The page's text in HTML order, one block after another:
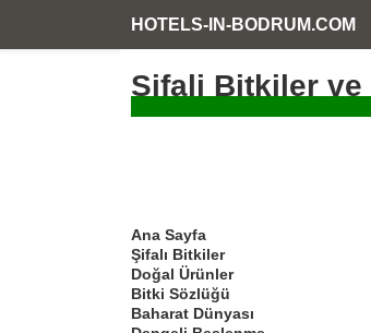
HOTELS-IN-BODRUM.COM
Sifali Bitkiler ve
Ana Sayfa
Şifalı Bitkiler
Doğal Ürünler
Bitki Sözlüğü
Baharat Dünyası